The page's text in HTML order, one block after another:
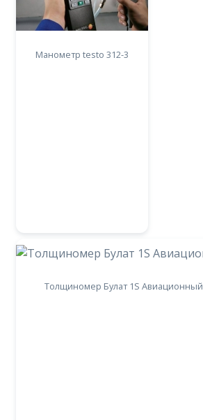
Манометр testo 312-3
Толщиномер Булат 1S Авиационный